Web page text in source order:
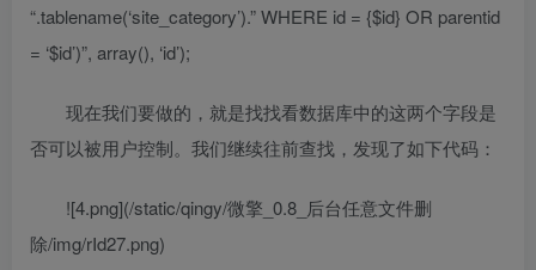
“.tablename(‘site_category’).” WHERE id = {$id} OR parentid
= ‘$id’)”, array(), ‘id’);
现在我们要做的，就是找找看数据库中的这两个字段是
否可以被用户控制。我们继续往前查找，发现了如下代码：
![4.png](/static/qingy/微擎_0.8_后台任意文件删
除/img/rId27.png)